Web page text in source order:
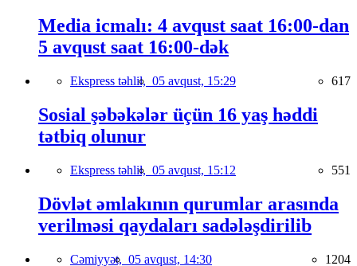
Media icmalı: 4 avqust saat 16:00-dan
5 avqust saat 16:00-dək
Ekspress təhlil, 05 avqust, 15:29 617
Sosial şəbəkələr üçün 16 yaş həddi
tətbiq olunur
Ekspress təhlil, 05 avqust, 15:12 551
Dövlət əmlakının qurumlar arasında
verilməsi qaydaları sadələşdirilib
Cəmiyyət, 05 avqust, 14:30 1204